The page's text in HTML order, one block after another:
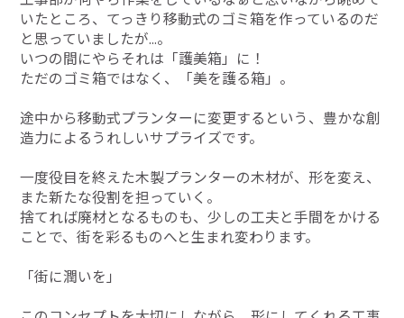
いたところ、てっきり移動式のゴミ箱を作っているのだ
と思っていましたが…。
いつの間にやらそれは「護美箱」に！
ただのゴミ箱ではなく、「美を護る箱」。
途中から移動式プランターに変更するという、豊かな創
造力によるうれしいサプライズです。
一度役目を終えた木製プランターの木材が、形を変え、
また新たな役割を担っていく。
捨てれば廃材となるものも、少しの工夫と手間をかける
ことで、街を彩るものへと生まれ変わります。
「街に潤いを」